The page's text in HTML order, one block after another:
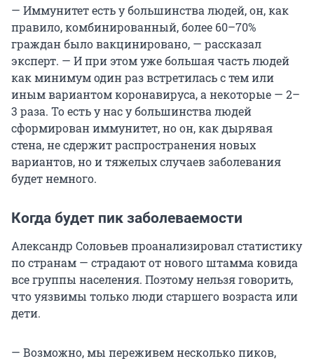
— Иммунитет есть у большинства людей, он, как
правило, комбинированный, более 60–70%
граждан было вакцинировано, — рассказал
эксперт. — И при этом уже большая часть людей
как минимум один раз встретилась с тем или
иным вариантом коронавируса, а некоторые — 2–
3 раза. То есть у нас у большинства людей
сформирован иммунитет, но он, как дырявая
стена, не сдержит распространения новых
вариантов, но и тяжелых случаев заболевания
будет немного.
Когда будет пик заболеваемости
Александр Соловьев проанализировал статистику
по странам — страдают от нового штамма ковида
все группы населения. Поэтому нельзя говорить,
что уязвимы только люди старшего возраста или
дети.
— Возможно, мы переживем несколько пиков,